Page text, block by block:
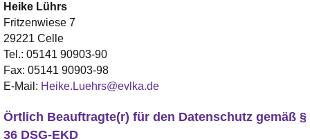
Heike Lührs
Fritzenwiese 7
29221 Celle
Tel.: 05141 90903-90
Fax: 05141 90903-98
E-Mail: Heike.Luehrs@evlka.de
Örtlich Beauftragte(r) für den Datenschutz gemäß §
36 DSG-EKD